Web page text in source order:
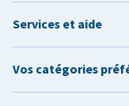
Services et aide
Vos catégories